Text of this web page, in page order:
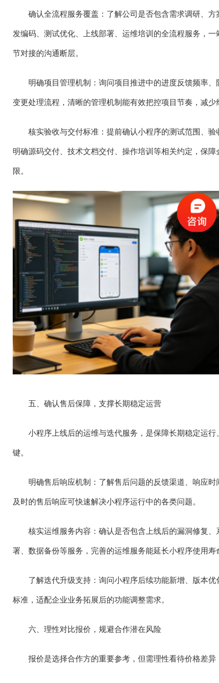
确认全流程服务覆盖：了解公司是否包含需求调研、方
发编码、测试优化、上线部署、运维培训的全流程服务，
节对接的沟通断层。
明确项目管理机制：询问项目推进中的进度反馈频率、
变更处理流程，清晰的管理机制能有效把控项目节奏，减少
核实验收与交付标准：提前确认小程序的测试范围、验
明确源码交付、技术文档交付、操作培训等相关约定，保
限。
五、确认售后保障，支撑长期稳定运营
小程序上线后的运维与迭代服务，是保障长期稳定运行
键。
明确售后响应机制：了解售后问题的反馈渠道、响应时
及时的售后响应可快速解决小程序运行中的各类问题。
核实运维服务内容：确认是否包含上线后的漏洞修复、
署、数据备份等服务，完善的运维服务能延长小程序使用寿
了解迭代升级支持：询问小程序后续功能新增、版本优
标准，适配企业业务拓展后的功能调整需求。
六、理性对比报价，规避合作潜在风险
报价是选择合作方的重要参考，但需理性看待价格差异